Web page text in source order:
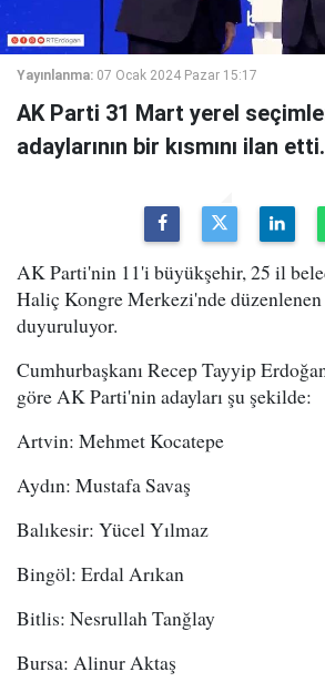
Yayınlanma: 07 Ocak 2024 Pazar 15:17
AK Parti 31 Mart yerel
adaylarının bir kısmını ilan etti.
AK Parti'nin 11'i büyükşehir, 25 il
Haliç Kongre Merkezi'nde
duyuruluyor.
Cumhurbaşkanı Recep Tayyip
göre AK Parti'nin adayları şu şekilde:
Artvin: Mehmet Kocatepe
Aydın: Mustafa Savaş
Balıkesir: Yücel Yılmaz
Bingöl: Erdal Arıkan
Bitlis: Nesrullah Tanğlay
Bursa: Alinur Aktaş